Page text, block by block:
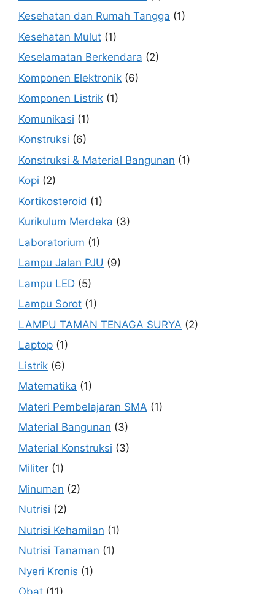
Kesehatan dan Rumah Tangga (1)
Kesehatan Mulut (1)
Keselamatan Berkendara (2)
Komponen Elektronik (6)
Komponen Listrik (1)
Komunikasi (1)
Konstruksi (6)
Konstruksi & Material Bangunan (1)
Kopi (2)
Kortikosteroid (1)
Kurikulum Merdeka (3)
Laboratorium (1)
Lampu Jalan PJU (9)
Lampu LED (5)
Lampu Sorot (1)
LAMPU TAMAN TENAGA SURYA (2)
Laptop (1)
Listrik (6)
Matematika (1)
Materi Pembelajaran SMA (1)
Material Bangunan (3)
Material Konstruksi (3)
Militer (1)
Minuman (2)
Nutrisi (2)
Nutrisi Kehamilan (1)
Nutrisi Tanaman (1)
Nyeri Kronis (1)
Obat (11)